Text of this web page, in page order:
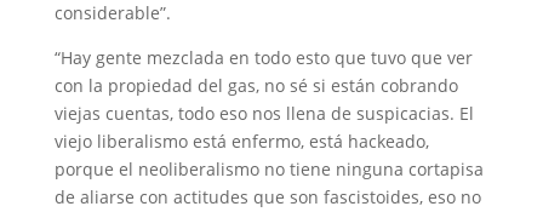
considerable”.
“Hay gente mezclada en todo esto que tuvo que ver
con la propiedad del gas, no sé si están cobrando
viejas cuentas, todo eso nos llena de suspicacias. El
viejo liberalismo está enfermo, está hackeado,
porque el neoliberalismo no tiene ninguna cortapisa
de aliarse con actitudes que son fascistoides, eso no